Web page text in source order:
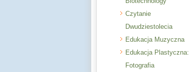
Czytanie
Dwudziestolecia
Edukacja Muzyczna
Edukacja Plastyczna:
Fotografia